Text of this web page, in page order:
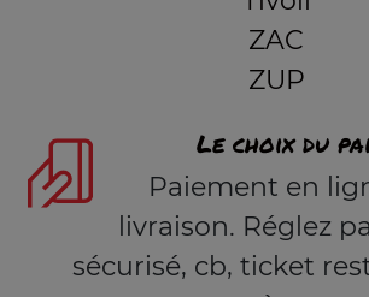
ZAC
ZUP
Le choix du
Paiement en
livraison. Réglez
sécurisé, cb, ticket